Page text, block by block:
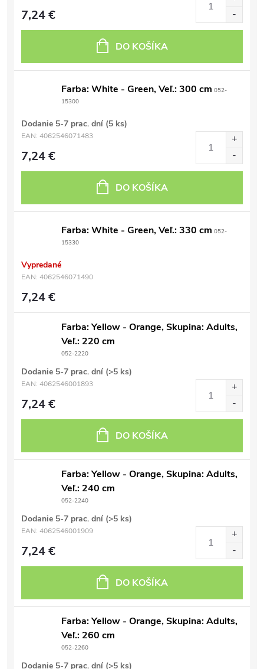
7,24 €
DO KOŠÍKA
Farba: White - Green, Veľ.: 300 cm 052-
15300
Dodanie 5-7 prac. dní (5 ks)
EAN: 4062546071483
7,24 €
DO KOŠÍKA
Farba: White - Green, Veľ.: 330 cm 052-
15330
Vypredané
EAN: 4062546071490
7,24 €
Farba: Yellow - Orange, Skupina: Adults,
Veľ.: 220 cm
052-2220
Dodanie 5-7 prac. dní (>5 ks)
EAN: 4062546001893
7,24 €
DO KOŠÍKA
Farba: Yellow - Orange, Skupina: Adults,
Veľ.: 240 cm
052-2240
Dodanie 5-7 prac. dní (>5 ks)
EAN: 4062546001909
7,24 €
DO KOŠÍKA
Farba: Yellow - Orange, Skupina: Adults,
Veľ.: 260 cm
052-2260
Dodanie 5-7 prac. dní (>5 ks)